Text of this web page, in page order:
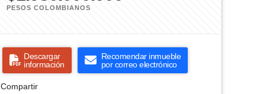
PESOS COLOMBIANOS
Descargar
información
Recomendar inmueble
por correo electrónico
Compartir